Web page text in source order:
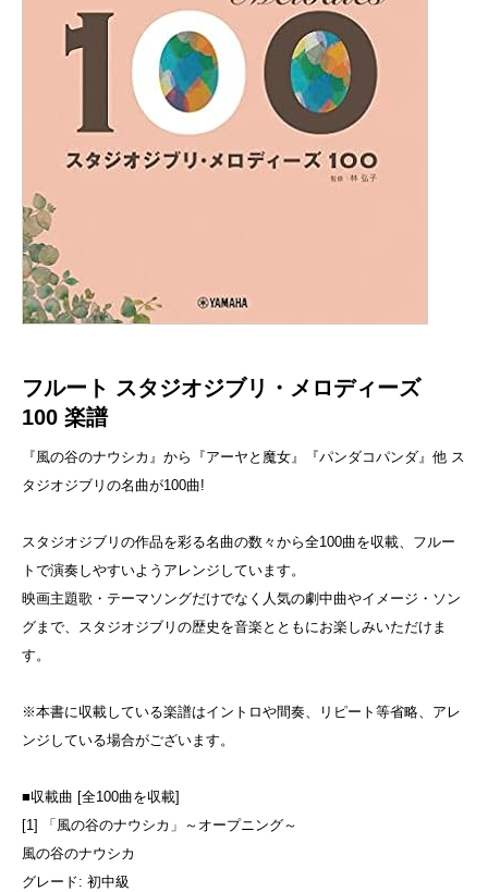
フルート スタジオジブリ・メロディーズ
100 楽譜
『風の谷のナウシカ』から『アーヤと魔女』『パンダコパンダ』他 ス
タジオジブリの名曲が100曲!
スタジオジブリの作品を彩る名曲の数々から全100曲を収載、フルー
トで演奏しやすいようアレンジしています。
映画主題歌・テーマソングだけでなく人気の劇中曲やイメージ・ソン
グまで、スタジオジブリの歴史を音楽とともにお楽しみいただけま
す。
※本書に収載している楽譜はイントロや間奏、リピート等省略、アレ
ンジしている場合がございます。
■収載曲 [全100曲を収載]
[1] 「風の谷のナウシカ」～オープニング～
風の谷のナウシカ
グレード: 初中級